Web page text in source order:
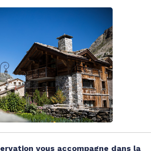
vous accompagne dans la